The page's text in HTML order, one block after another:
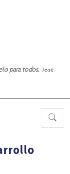
para todos. José